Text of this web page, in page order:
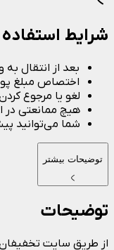
شرایط استفاده
بعد از انتقال
اختصاص مبلغ
لغو یا مرجوع
هیچ ممانعتی در
شما می‌توانید
توضیحات بیشتر
توضیحات